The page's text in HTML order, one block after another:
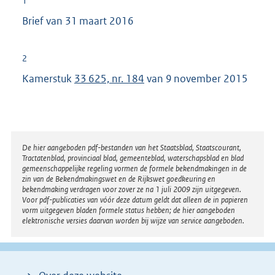
Brief van 31 maart 2016
2
Kamerstuk 33 625, nr. 184 van 9 november 2015
Disclaimer
De hier aangeboden pdf-bestanden van het Staatsblad, Staatscourant,
Tractatenblad, provinciaal blad, gemeenteblad, waterschapsblad en blad
gemeenschappelijke regeling vormen de formele bekendmakingen in de
zin van de Bekendmakingswet en de Rijkswet goedkeuring en
bekendmaking verdragen voor zover ze na 1 juli 2009 zijn uitgegeven.
Voor pdf-publicaties van vóór deze datum geldt dat alleen de in papieren
vorm uitgegeven bladen formele status hebben; de hier aangeboden
elektronische versies daarvan worden bij wijze van service aangeboden.